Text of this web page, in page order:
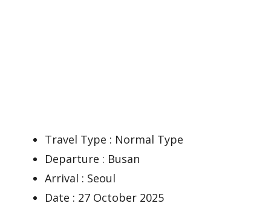
Travel Type : Normal Type
Departure : Busan
Arrival : Seoul
Date : 27 October 2025